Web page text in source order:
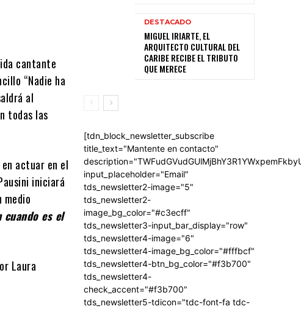
cantante
“Nadie ha
al
todas las
actuar en el
iniciará
medio
cuando es el
Laura
DESTACADO
MIGUEL IRIARTE, EL
ARQUITECTO CULTURAL DEL
CARIBE RECIBE EL TRIBUTO
QUE MERECE
[tdn_block_newsletter_subscribe
title_text="Mantente en contacto"
input_placeholder="Email"
tds_newsletter2-image="5"
tds_newsletter2-
image_bg_color="#c3ecff"
tds_newsletter3-input_bar_display="row"
tds_newsletter4-image="6"
tds_newsletter4-image_bg_color="#fffbcf"
tds_newsletter4-btn_bg_color="#f3b700"
tds_newsletter4-
check_accent="#f3b700"
tds_newsletter5-tdicon="tdc-font-fa tdc-